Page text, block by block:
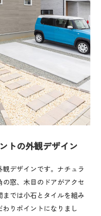
トの外観デザイン
デザインです。ナチュラ
窓、木目のドアがアクセ
では小石とタイルを組み
りポイントになりまし